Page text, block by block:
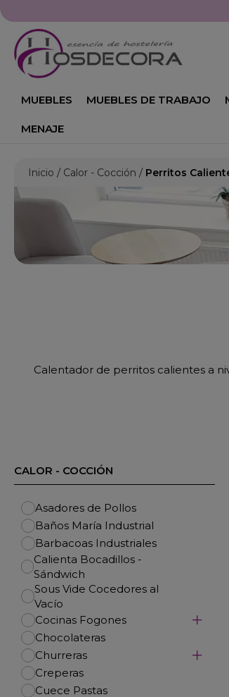
MUEBLES MUEBLES DE TRABAJO
MENAJE
Inicio Calor - Cocción Perritos
Calentador de perritos calientes a
CALOR - COCCIÓN
Asadores de Pollos
Baños María Industrial
Barbacoas Industriales
Calienta Bocadillos -
Sándwich
Sous Vide Cocedores al
Vacío
Cocinas Fogones
Chocolateras
Churreras
Creperas
Cuece Pastas